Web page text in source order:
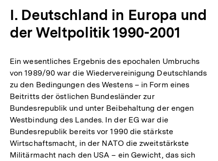
I. Deutschland in Europa und
der Weltpolitik 1990-2001
Ein wesentliches Ergebnis des epochalen Umbruchs
von 1989/90 war die Wiedervereinigung Deutschlands
zu den Bedingungen des Westens – in Form eines
Beitritts der östlichen Bundesländer zur
Bundesrepublik und unter Beibehaltung der engen
Westbindung des Landes. In der EG war die
Bundesrepublik bereits vor 1990 die stärkste
Wirtschaftsmacht, in der NATO die zweitstärkste
Militärmacht nach den USA – ein Gewicht, das sich